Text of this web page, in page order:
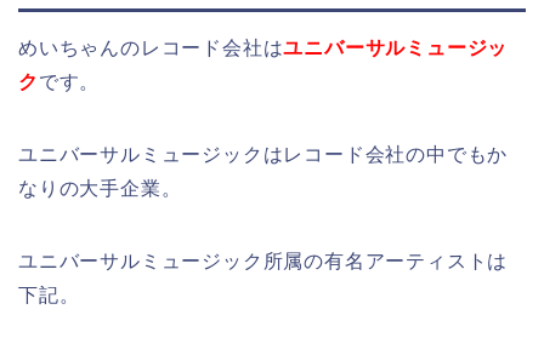
めいちゃんのレコード会社はユニバーサルミュージッ
ク です。
ユニバーサルミュージックはレコード会社の中でもか
なりの大手企業。
ユニバーサルミュージック所属の有名アーティストは
下記。